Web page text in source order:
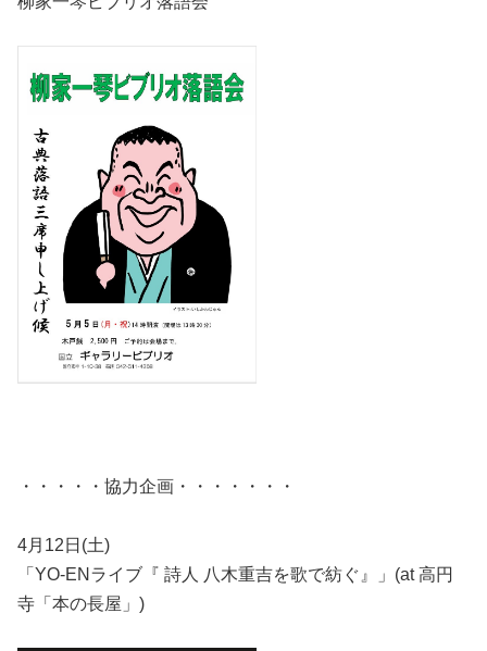
・・・・・協力企画・・・・・・・
4月12日(土)
「YO-ENライブ『 詩人 八木重吉を歌で紡ぐ』」(at 高円
寺「本の長屋」)